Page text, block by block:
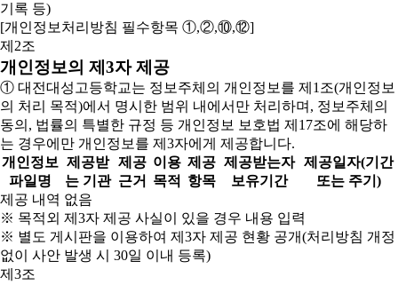
기록 등)
[개인정보처리방침 필수항목 ①,②,⑩,⑫]
제2조
개인정보의 제3자 제공
① 대전대성고등학교는 정보주체의 개인정보를 제1조(개인정보
의 처리 목적)에서 명시한 범위 내에서만 처리하며, 정보주체의
동의, 법률의 특별한 규정 등 개인정보 보호법 제17조에 해당하
는 경우에만 개인정보를 제3자에게 제공합니다.
개인정보
파일명
제공받
는 기관
제공
근거
이용
목적
제공
항목
제공받는자
보유기간
제공일자(기간
또는 주기)
제공 내역 없음
※ 목적외 제3자 제공 사실이 있을 경우 내용 입력
※ 별도 게시판을 이용하여 제3자 제공 현황 공개(처리방침 개정
없이 사안 발생 시 30일 이내 등록)
제3조